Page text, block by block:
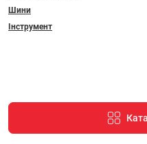
Шини
Інструмент